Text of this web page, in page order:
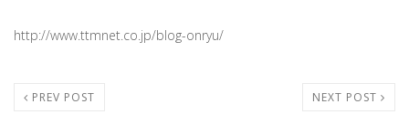
http://www.ttmnet.co.jp/blog-onryu/
PREV POST NEXT POST